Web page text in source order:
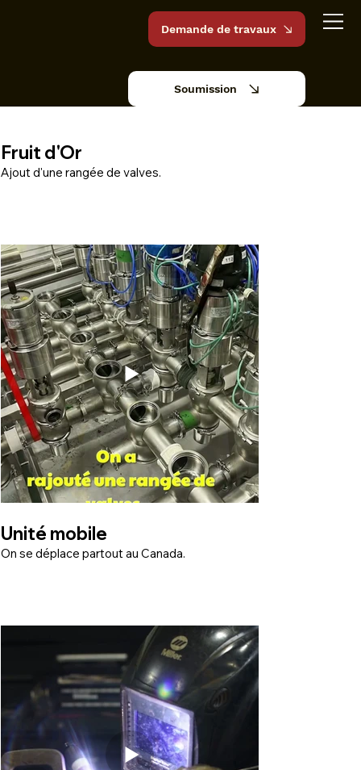
Demande de travaux
Soumission
Fruit d'Or
Ajout d'une rangée de valves.
Unité mobile
On se déplace partout au Canada.